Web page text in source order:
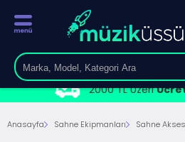
2000 TL Üzeri
Anasayfa Sahne Ekipmanları Sahne